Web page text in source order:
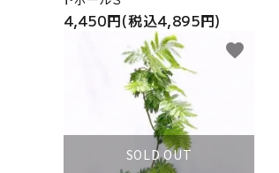
4,450円(税込4,895円)
SOLD OUT
favorite